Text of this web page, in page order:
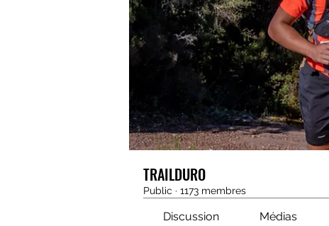
TRAILDURO
Public · 1173 membres
Discussion Médias